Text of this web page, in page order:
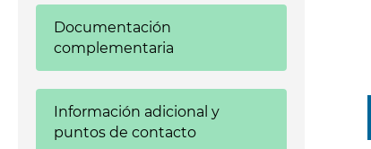
Documentación
complementaria
Información adicional y
puntos de contacto